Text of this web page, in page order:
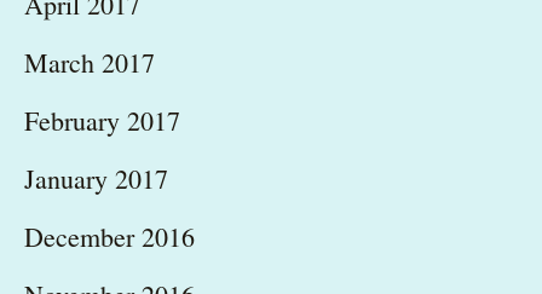
March 2017
February 2017
January 2017
December 2016